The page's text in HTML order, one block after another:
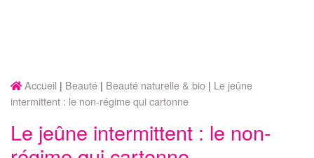
Accueil Beauté Beauté naturelle & bio
Le jeûne
intermittent : le non-régime qui cartonne
Le jeûne intermittent : le non-